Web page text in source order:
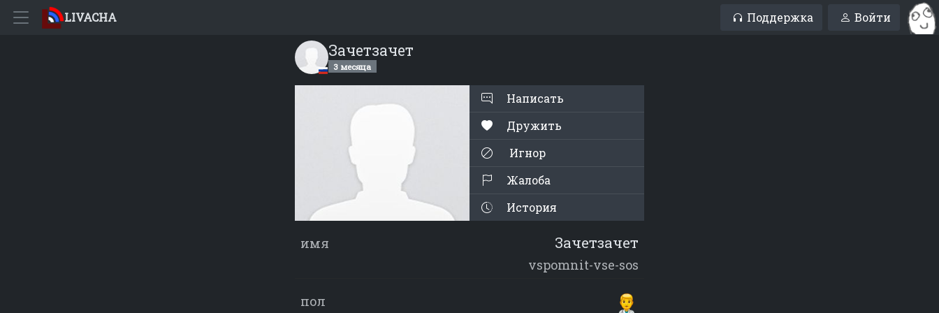
LIVACHA Поддержка Войти
Зачетзачет
3 месяца
Написать
Дружить
Игнор
Жалоба
История
имя Зачетзачет
vspomnit-vse-sos
пол